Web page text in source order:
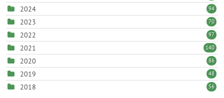
2024 94
2023 70
2022 97
2021 140
2020 86
2019 48
2018 56